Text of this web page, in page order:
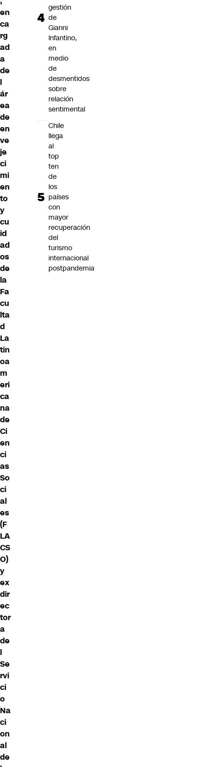
en
ca
rg
ad
a
de
l
ár
ea
de
en
ve
je
ci
mi
en
to
y
cu
id
ad
os
de
la
Fa
cu
lta
d
La
tin
oa
m
eri
ca
na
de
Ci
en
ci
as
So
ci
al
es
(F
LA
CS
O)
y
ex
dir
ec
tor
a
de
l
Se
rvi
ci
o
Na
ci
on
al
de
gestión
de
Gianni
Infantino,
en
medio
de
desmentidos
sobre
relación
sentimental
Chile
llega
al
top
ten
de
los
países
con
mayor
recuperación
del
turismo
internacional
postpandemia